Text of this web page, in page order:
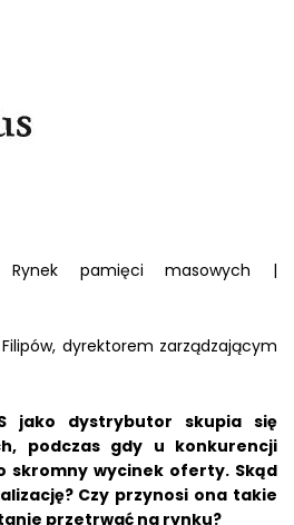
pamięci masowych |
dyrektorem zarządzającym
jako dystrybutor skupia się
podczas gdy u konkurencji
skromny wycinek oferty. Skąd
Czy przynosi ona takie
przetrwać na rynku?